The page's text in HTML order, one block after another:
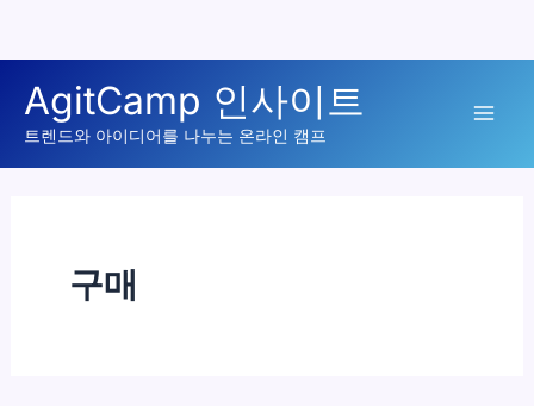
로
AgitCamp 인사이트
트렌드와 아이디어를 나누는 온라인 캠프
구매